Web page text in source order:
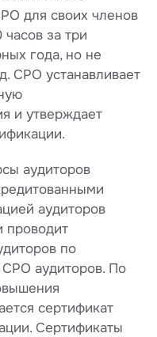
для своих членов
за три
года, но не
СРО устанавливает
и утверждает
аудиторов
аудиторов
проводит
по
аудиторов. По
сертификат
Сертификаты